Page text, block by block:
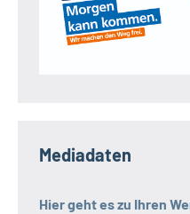
Mediadaten
Hier geht es zu Ihren